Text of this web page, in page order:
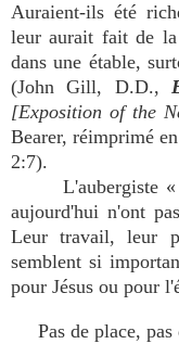
Auraient-ils été
leur aurait fait de
dans une étable,
(John Gill, D.D.,
[Exposition of the
Bearer, réimprimé
2:7).
L'aubergiste
aujourd'hui n'ont
Leur travail, leur
semblent si
pour Jésus ou pour
Pas de place,